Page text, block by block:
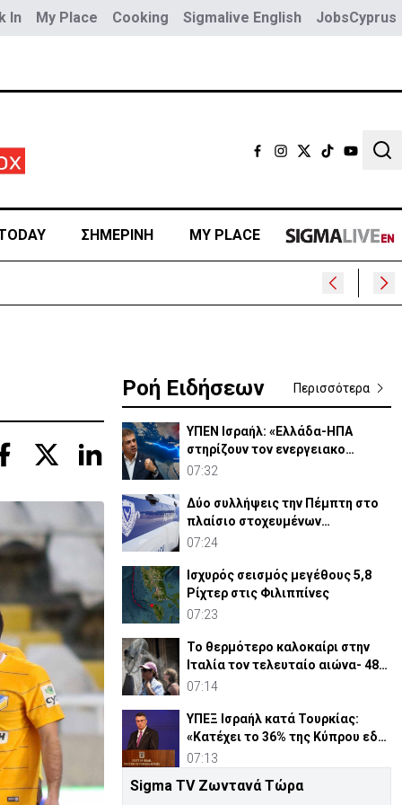
In My Place Cooking Sigmalive English JobsCyprus
ΣΗΜΕΡΙΝΗ MY PLACE
Ροή Ειδήσεων Περισσότερα
ΥΠΕΝ Ισραήλ: «Ελλάδα-ΗΠΑ
στηρίζουν τον ενεργειακο
διάδρομο - Πιέζει η Τουρκία»
07:32
Δύο συλλήψεις την Πέμπτη στο
πλαίσιο στοχευμένων
επιχειρήσεων αστυνόμευσης
07:24
Ισχυρός σεισμός μεγέθους 5,8
Ρίχτερ στις Φιλιππίνες
07:23
Το θερμότερο καλοκαίρι στην
Ιταλία τον τελευταίο αιώνα- 48
βαθμοί στη Νάπολι
07:14
ΥΠΕΞ Ισραήλ κατά Τουρκίας:
«Κατέχει το 36% της Κύπρου εδώ
και μισό αιώνα»
07:13
Ο Τραμπ «κόβει» τη χορήγηση
Sigma TV Ζωντανά Τώρα